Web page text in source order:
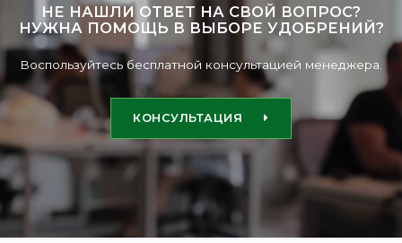
НЕ НАШЛИ ОТВЕТ НА СВОЙ ВОПРОС?
НУЖНА ПОМОЩЬ В ВЫБОРЕ УДОБРЕНИЙ?
Воспользуйтесь бесплатной консультацией менеджера.
КОНСУЛЬТАЦИЯ